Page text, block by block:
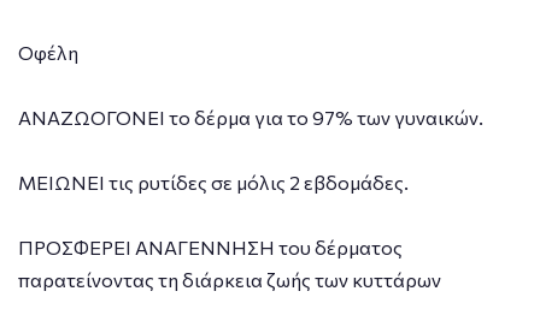
Οφέλη
ΑΝΑΖΩΟΓΟΝΕΙ το δέρμα για το 97% των γυναικών.
ΜΕΙΩΝΕΙ τις ρυτίδες σε μόλις 2 εβδομάδες.
ΠΡΟΣΦΕΡΕΙ ΑΝΑΓΕΝΝΗΣΗ του δέρματος
παρατείνοντας τη διάρκεια ζωής των κυττάρων